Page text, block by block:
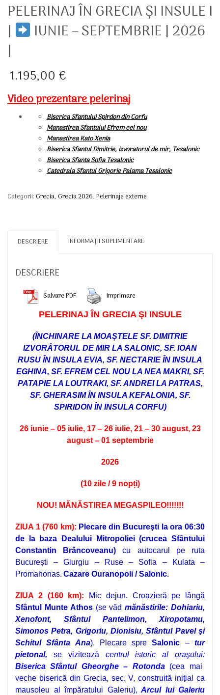
PELERINAJ ÎN GRECIA ŞI INSULE I
|
IUNIE – SEPTEMBRIE | 2026
|
1.195,00 €
Video prezentare pelerinaj
Biserica Sfantului Spirdon din Corfu
Manastirea Sfantului Efrem cel nou
Manastirea Kato Xenia
Biserica Sfantul Dimitrie, izvoratorul de mir, Tesalonic
Biserica Sfanta Sofia Tesalonic
Catedrala Sfantul Grigorie Palama Tesalonic
Categorii:Grecia,Grecia 2026,Pelerinaje externe
DESCRIERE INFORMAȚII SUPLIMENTARE
DESCRIERE
Salvare PDF Imprimare
PELERINAJ ÎN GRECIA ŞI INSULE
(ÎNCHINARE LA MOAȘTELE SF. DIMITRIE
IZVORÂTORUL DE MIR LA SALONIC, SF. IOAN
RUSU ÎN INSULA EVIA, SF. NECTARIE ÎN INSULA
EGHINA, SF. EFREM CEL NOU LA NEA MAKRI, SF.
PATAPIE LA LOUTRAKI, SF. ANDREI LA PATRAS,
SF. GHERASIM ÎN INSULA KEFALONIA, SF.
SPIRIDON ÎN INSULA CORFU)
26 iunie – 05 iulie, 17 – 26 iulie, 21 – 30 august, 23
august – 01 septembrie
2026
(10 zile / 9 nopți)
NOU! MĂNĂSTIREA MEGASPILEO!!!!!!!
ZIUA 1(760 km): Plecare din Bucureşti la ora 06:30
de la baza Dealului Mitropoliei(crucea Sfântului
Constantin Brâncoveanu) cu autocarul pe ruta
București – Giurgiu – Ruse – Sofia – Kulata –
Promahonas. Cazare Ouranopoli / Salonic.
ZIUA 2 (160 km):
Mic dejun. Croazieră pe lângă
Sfântul Munte Athos (se vădmănăstirile: Dohiariu,
Xenofont, Sfântul Pantelimon, Xiropotamu,
Simonos Petra, Grigoriu, Dionisiu, Sfântul Pavel şi
Schitul Sfânta Ana). Plecare spre Salonic –tur
pietonal, se vizitează centrul istoric al oraşului:
Biserica Sfântul Gheorghe – Rotonda (cea mai
veche biserică din Grecia, sec. V, construită inițial ca
mausoleu al împăratului Galeriu), Arcul lui Galeriu